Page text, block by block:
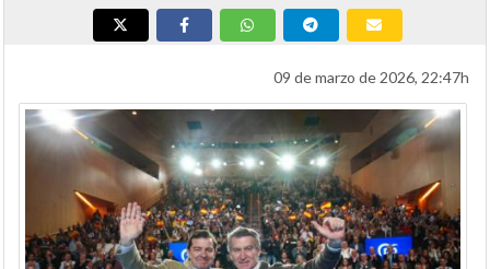
09 de marzo de 2026, 22:47h